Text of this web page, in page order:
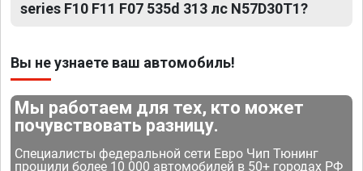
series F10 F11 F07 535d 313 лс N57D30T1?
Вы не узнаете ваш автомобиль!
Мы работаем для тех, кто может
почувствовать разницу.
Специалисты федеральной сети Евро Чип Тюнинг
прошили более 10 000 автомобилей в 50+ городах РФ